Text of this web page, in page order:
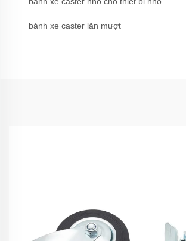
bánh xe caster lăn mượt